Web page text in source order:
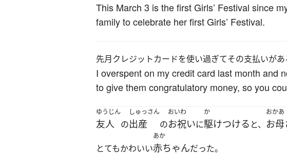
This March 3 is the first Girls’ Festival since
family to celebrate her first Girls’ Festival.
先月クレジットカードを使い過ぎてその支払いがあ
I overspent on my credit card last month and
to give them congratulatory money, so you
ゆうじん
友人 の
しゅっさん
出産 の
おいわ
お祝いに
か
駆けつける と、
おかあ
お
とてもかわいい
あか
赤ちゃんだった。